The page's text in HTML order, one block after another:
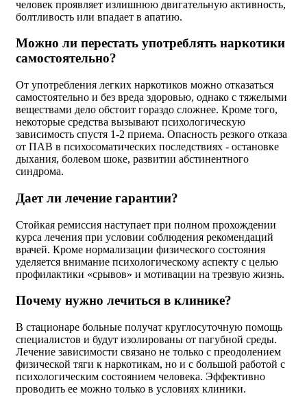
человек проявляет излишнюю двигательную активность,
болтливость или впадает в апатию.
Можно ли перестать употреблять наркотики
самостоятельно?
От употребления легких наркотиков можно отказаться
самостоятельно и без вреда здоровью, однако с тяжелыми
веществами дело обстоит гораздо сложнее. Кроме того,
некоторые средства вызывают психологическую
зависимость спустя 1-2 приема. Опасность резкого отказа
от ПАВ в психосоматических последствиях - остановке
дыхания, болевом шоке, развитии абстинентного
синдрома.
Дает ли лечение гарантии?
Стойкая ремиссия наступает при полном прохождении
курса лечения при условии соблюдения рекомендаций
врачей. Кроме нормализации физического состояния
уделяется внимание психологическому аспекту с целью
профилактики «срывов» и мотивации на трезвую жизнь.
Почему нужно лечиться в клинике?
В стационаре больные получат круглосуточную помощь
специалистов и будут изолированы от пагубной среды.
Лечение зависимости связано не только с преодолением
физической тяги к наркотикам, но и с большой работой с
психологическим состоянием человека. Эффективно
проводить ее можно только в условиях клиники.